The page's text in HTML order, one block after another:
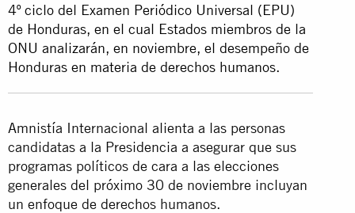
4º ciclo del Examen Periódico Universal (EPU)
de Honduras, en el cual Estados miembros de la
ONU analizarán, en noviembre, el desempeño de
Honduras en materia de derechos humanos.
Amnistía Internacional alienta a las personas
candidatas a la Presidencia a asegurar que sus
programas políticos de cara a las elecciones
generales del próximo 30 de noviembre incluyan
un enfoque de derechos humanos.